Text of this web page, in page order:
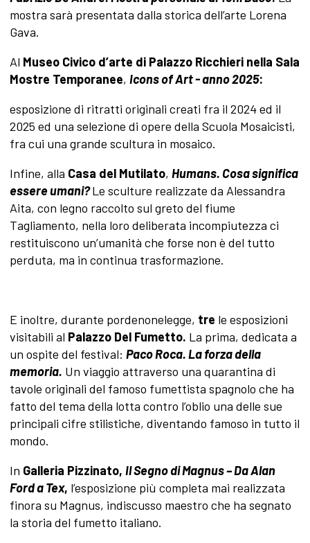
mostra sarà presentata dalla storica dell’arte Lorena
Gava.
Al Museo Civico d’arte di Palazzo Ricchieri nella Sala
Mostre Temporanee, Icons of Art - anno 2025:
esposizione di ritratti originali creati fra il 2024 ed il
2025 ed una selezione di opere della Scuola Mosaicisti,
fra cui una grande scultura in mosaico.
Infine, alla Casa del Mutilato, Humans. Cosa significa
essere umani? Le sculture realizzate da Alessandra
Aita, con legno raccolto sul greto del fiume
Tagliamento, nella loro deliberata incompiutezza ci
restituiscono un’umanità che forse non è del tutto
perduta, ma in continua trasformazione.
E inoltre, durante pordenonelegge, tre le esposizioni
visitabili al Palazzo Del Fumetto. La prima, dedicata a
un ospite del festival: Paco Roca. La forza della
memoria. Un viaggio attraverso una quarantina di
tavole originali del famoso fumettista spagnolo che ha
fatto del tema della lotta contro l’oblio una delle sue
principali cifre stilistiche, diventando famoso in tutto il
mondo.
In Galleria Pizzinato, Il Segno di Magnus – Da Alan
Ford a Tex, l’esposizione più completa mai realizzata
finora su Magnus, indiscusso maestro che ha segnato
la storia del fumetto italiano.